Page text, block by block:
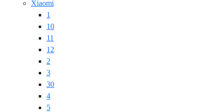
Xiaomi
1
10
11
12
2
3
30
4
5